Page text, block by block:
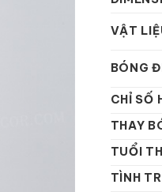
VẬT
BÓNG
CHỈ SỐ
THAY
TUỔI
TÌNH